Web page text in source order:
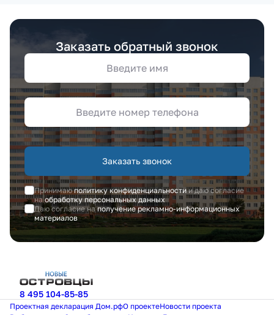
Заказать обратный звонок
Заказать звонок
Принимаюполитику конфиденциальностии даю согласие
наобработку персональных данных
Даю согласие наполучение рекламно-информационных
материалов
8 495 104-85-85
Проектная декларация Дом.рфО проектеНовости проекта